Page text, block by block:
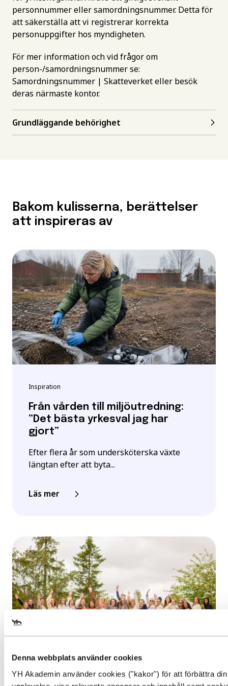
Denna webbplats använder cookies
YH Akademin använder cookies ("kakor") för att förbättra din
personnummer eller samordningsnummer. Detta för
att säkerställa att vi registrerar korrekta
personuppgifter hos myndigheten.
För mer information och vid frågor om
person-/samordningsnummer se:
Samordningsnummer | Skatteverketeller besök
deras närmaste kontor.
Grundläggande behörighet
Bakom kulisserna, berättelser
att inspireras av
Inspiration
Från vården till miljöutredning:
”Det bästa yrkesval jag har
gjort”
Efter flera år som undersköterska växte
längtan efter att byta...
Läs mer
Inspiration, Nyhet
Gör en intresseanmälan för att